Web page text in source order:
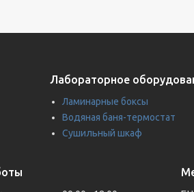
Лабораторное
Ламинарные боксы
Водяная баня-термостат
Сушильный шкаф